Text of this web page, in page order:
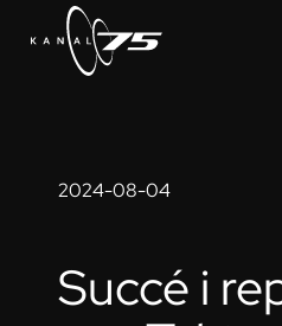
2024-08-04
Succé i